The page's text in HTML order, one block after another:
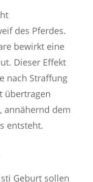
des Pferdes.
bewirkt eine
Dieser Effekt
nach Straffung
übertragen
annähernd dem
entsteht.
Geburt sollen